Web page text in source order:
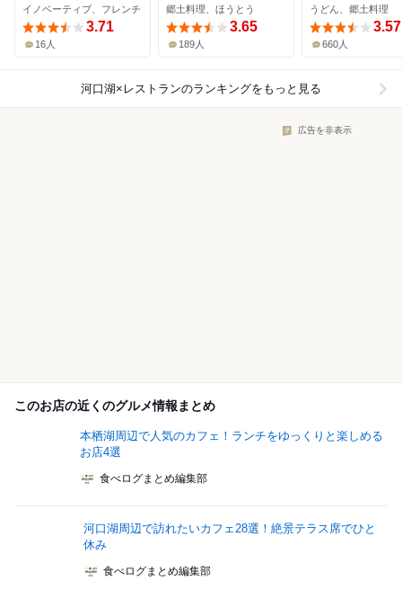
イノベーティブ、フレンチ
3.71
16人
郷土料理、ほうとう
3.65
189人
うどん、郷土料理
3.57
660人
河口湖×レストランのランキングをもっと見る
広告を非表示
このお店の近くのグルメ情報まとめ
本栖湖周辺で人気のカフェ！ランチをゆっくりと楽しめる
お店4選
食べログまとめ編集部
河口湖周辺で訪れたいカフェ28選！絶景テラス席でひと
休み
食べログまとめ編集部